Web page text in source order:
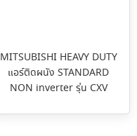
MITSUBISHI HEAVY DUTY
แอร์ติดผนัง STANDARD
NON inverter รุ่น CXV